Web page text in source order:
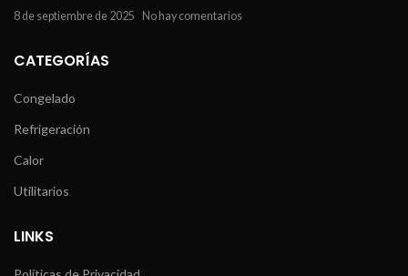
8 de septiembre de 2025 No hay comentarios
CATEGORÍAS
Congelado
Refrigeración
Calor
Utilitarios
LINKS